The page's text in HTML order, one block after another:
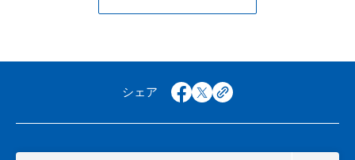
シェア facebook
x copy